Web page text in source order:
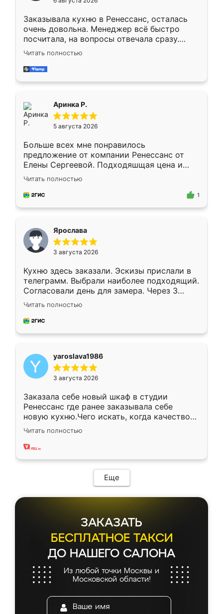
мебели буду заказывать только здесь.
Заказывала кухню в Ренессанс, осталась
очень довольна. Менеджер всё быстро
посчитала, на вопросы отвечала сразу.
Замерщик приехал в субботу, подошёл к
делу со всей ответственностью. Собрали
за день, ребята работали аккуратно, даже
Читать полностью
Аринка Р.
5 августа 2026
Больше всех мне понравилось
предложение от компании Ренессанс от
Елены Сергеевой. Подходяшщая цена и
короткие сроки изготовления. Приехавший
для замера сотрудник Владислав
предложил по моему эскизу самый
Читать полностью
1
Ярослава
3 августа 2026
Кухню здесь заказали. Эскизы прислали в
телеграмм. Выбрали наиболее подходящий.
Согласовали день для замера. Через 3
недели кухня была уже готова. Остались
довольны работой. Спасибо Ренессанс
мебель за качественную работу!
Читать полностью
yaroslava1986
3 августа 2026
Заказала себе новый шкаф в студии
Ренессанс где ранее заказывала себе
новую кухню.Чего искать, когда качеством
вполне довольна. Служит кухня уже почти
два года, нареканий нет.
Читать полностью
Еще
ЗАКАЗАТЬ
БЕСПЛАТНОЕ ТАКСИ
ДО НАШЕГО САЛОНА
Из любой точки Москвы и
Московской области!